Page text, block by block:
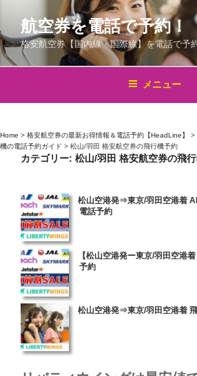
テ
ン
ス
ッ
航空券を電話で予約！
格安航空券【国内線・国際線】を電話で予
メニュー
Home > 格安航空券の最新お得情報＆電話予約【HeadLine】 >
機の電話予約ガイド > 松山/羽田 格安航空券の飛行機予約
カテゴリー: 松山/羽田 格安航空券の飛
投
稿
松山空港発⇒東京/羽田空港着
電話予約
投
稿
【松山空港発ー東京/羽田空港
予約
投
松山空港発⇒東京/羽田空港着